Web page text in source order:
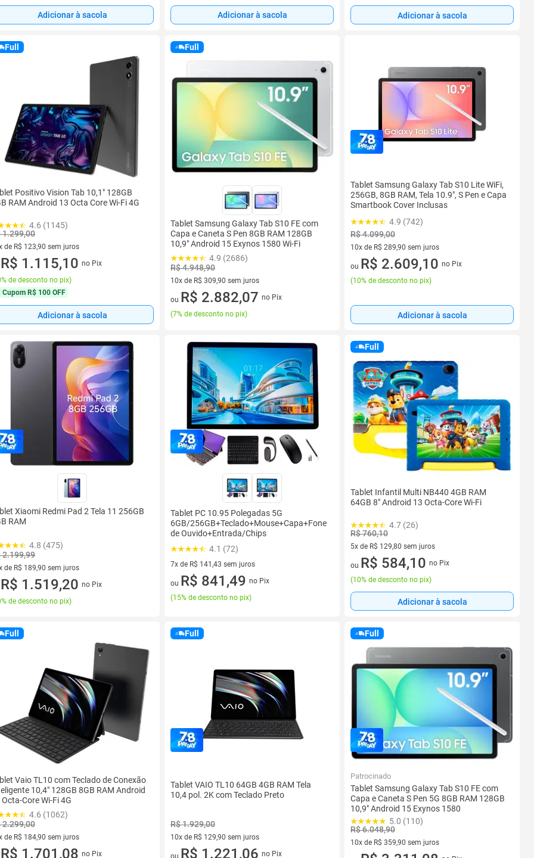
Adicionar à sacola Adicionar à sacola Adicionar à sacola
Full
Positivo Vision Tab 10,1" 128GB
RAM Android 13 Octa Core Wi-Fi 4G
4.6 (1145)
1.299,00
de R$ 123,90 sem juros
vez de R$ 123,90 sem juros
R$ 1.115,10 no Pix
de desconto no pix)
Cupom R$ 100 OFF
Adicionar à sacola
Full
Tablet Samsung Galaxy Tab S10 FE com
Capa e Caneta S Pen 8GB RAM 128GB
10,9" Android 15 Exynos 1580 Wi-Fi
4.9 (2686)
R$ 4.948,90
10x de R$ 309,90 sem juros
10 vez de R$ 309,90 sem juros
ou R$ 2.882,07 no Pix
(7% de desconto no pix)
Tablet Samsung Galaxy Tab S10 Lite WiFi,
256GB, 8GB RAM, Tela 10.9", S Pen e Capa
Smartbook Cover Inclusas
4.9 (742)
R$ 4.099,00
10x de R$ 289,90 sem juros
10 vez de R$ 289,90 sem juros
ou R$ 2.609,10 no Pix
(10% de desconto no pix)
Adicionar à sacola
Xiaomi Redmi Pad 2 Tela 11 256GB
RAM
4.8 (475)
2.199,99
de R$ 189,90 sem juros
vez de R$ 189,90 sem juros
R$ 1.519,20 no Pix
de desconto no pix)
Tablet PC 10.95 Polegadas 5G
6GB/256GB+Teclado+Mouse+Capa+Fone
de Ouvido+Entrada/Chips
4.1 (72)
7x de R$ 141,43 sem juros
7 vez de R$ 141,43 sem juros
ou R$ 841,49 no Pix
(15% de desconto no pix)
Full
Tablet Infantil Multi NB440 4GB RAM
64GB 8" Android 13 Octa-Core Wi-Fi
4.7 (26)
R$ 760,10
5x de R$ 129,80 sem juros
5 vez de R$ 129,80 sem juros
ou R$ 584,10 no Pix
(10% de desconto no pix)
Adicionar à sacola
Full
Vaio TL10 com Teclado de Conexão
10,4" 128GB 8GB RAM Android
Octa-Core Wi-Fi 4G
4.6 (1062)
2.299,00
de R$ 184,90 sem juros
vez de R$ 184,90 sem juros
R$ 1.701,08 no Pix
Full
Tablet VAIO TL10 64GB 4GB RAM Tela
10,4 pol. 2K com Teclado Preto
R$ 1.929,00
10x de R$ 129,90 sem juros
10 vez de R$ 129,90 sem juros
ou R$ 1.221,06 no Pix
Full
Patrocinado
Tablet Samsung Galaxy Tab S10 FE com
Capa e Caneta S Pen 5G 8GB RAM 128GB
10,9" Android 15 Exynos 1580
5.0 (110)
R$ 6.048,90
10x de R$ 359,90 sem juros
10 vez de R$ 359,90 sem juros